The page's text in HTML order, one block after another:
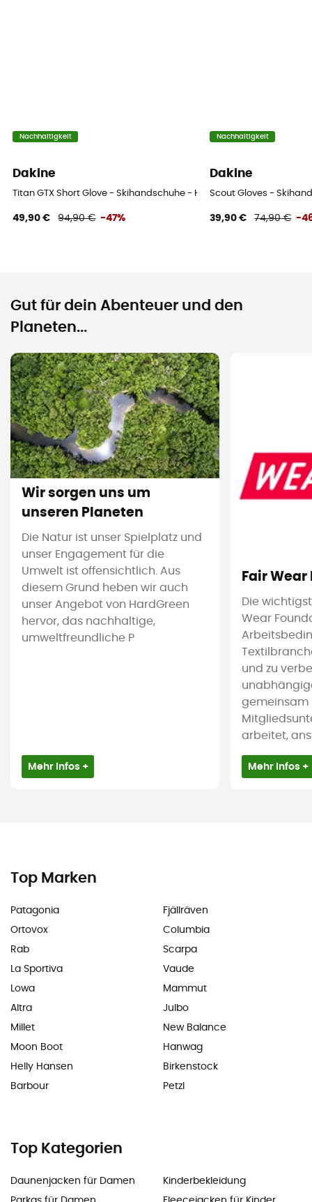
Nachhaltigkeit
Dakine
Titan GTX Short Glove - Skihandschuhe - Herren
49,90 € 94,90 € -47%
Nachhaltigkeit
Dakine
Scout Gloves -
39,90 € 74,90 € -
Gut für dein Abenteuer und den
Planeten...
Wir sorgen uns um
unseren Planeten
Die Natur ist unser Spielplatz und
unser Engagement für die
Umwelt ist offensichtlich. Aus
diesem Grund heben wir auch
unser Angebot von HardGreen
hervor, das nachhaltige,
umweltfreundliche P
Mehr Infos +
Fair
Die
Wear
und zu
gemeinsam
arbeitet,
Mehr Infos +
Top Marken
Patagonia
Ortovox
Rab
La Sportiva
Lowa
Altra
Millet
Moon Boot
Helly Hansen
Barbour
Fjällräven
Columbia
Scarpa
Vaude
Mammut
Julbo
New Balance
Hanwag
Birkenstock
Petzl
Top Kategorien
Daunenjacken für Damen
Kinderbekleidung